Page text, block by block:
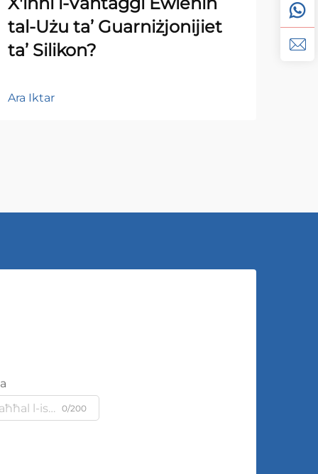
tal-Użu ta’ Guarniżjonijiet
ta’ Silikon?
Ara Iktar
0/200